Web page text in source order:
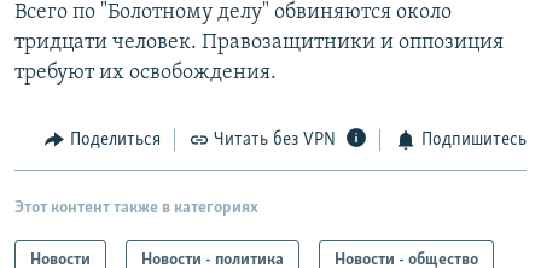
Всего по "Болотному делу" обвиняются около
тридцати человек. Правозащитники и оппозиция
требуют их освобождения.
Поделиться Читать без VPN Подпишитесь
Этот контент также в категориях
Новости Новости - политика Новости - общество